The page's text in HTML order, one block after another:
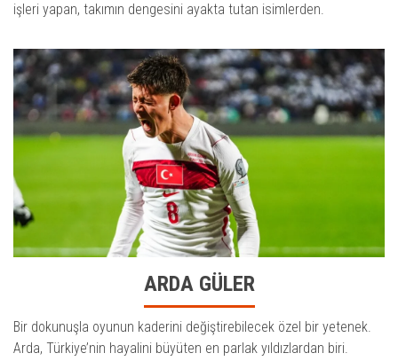
işleri yapan, takımın dengesini ayakta tutan isimlerden.
ARDA GÜLER
Bir dokunuşla oyunun kaderini değiştirebilecek özel bir yetenek.
Arda, Türkiye’nin hayalini büyüten en parlak yıldızlardan biri.